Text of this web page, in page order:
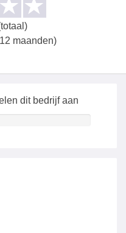
maanden)
dit bedrijf aan